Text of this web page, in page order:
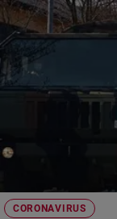
CORONAVIRUS